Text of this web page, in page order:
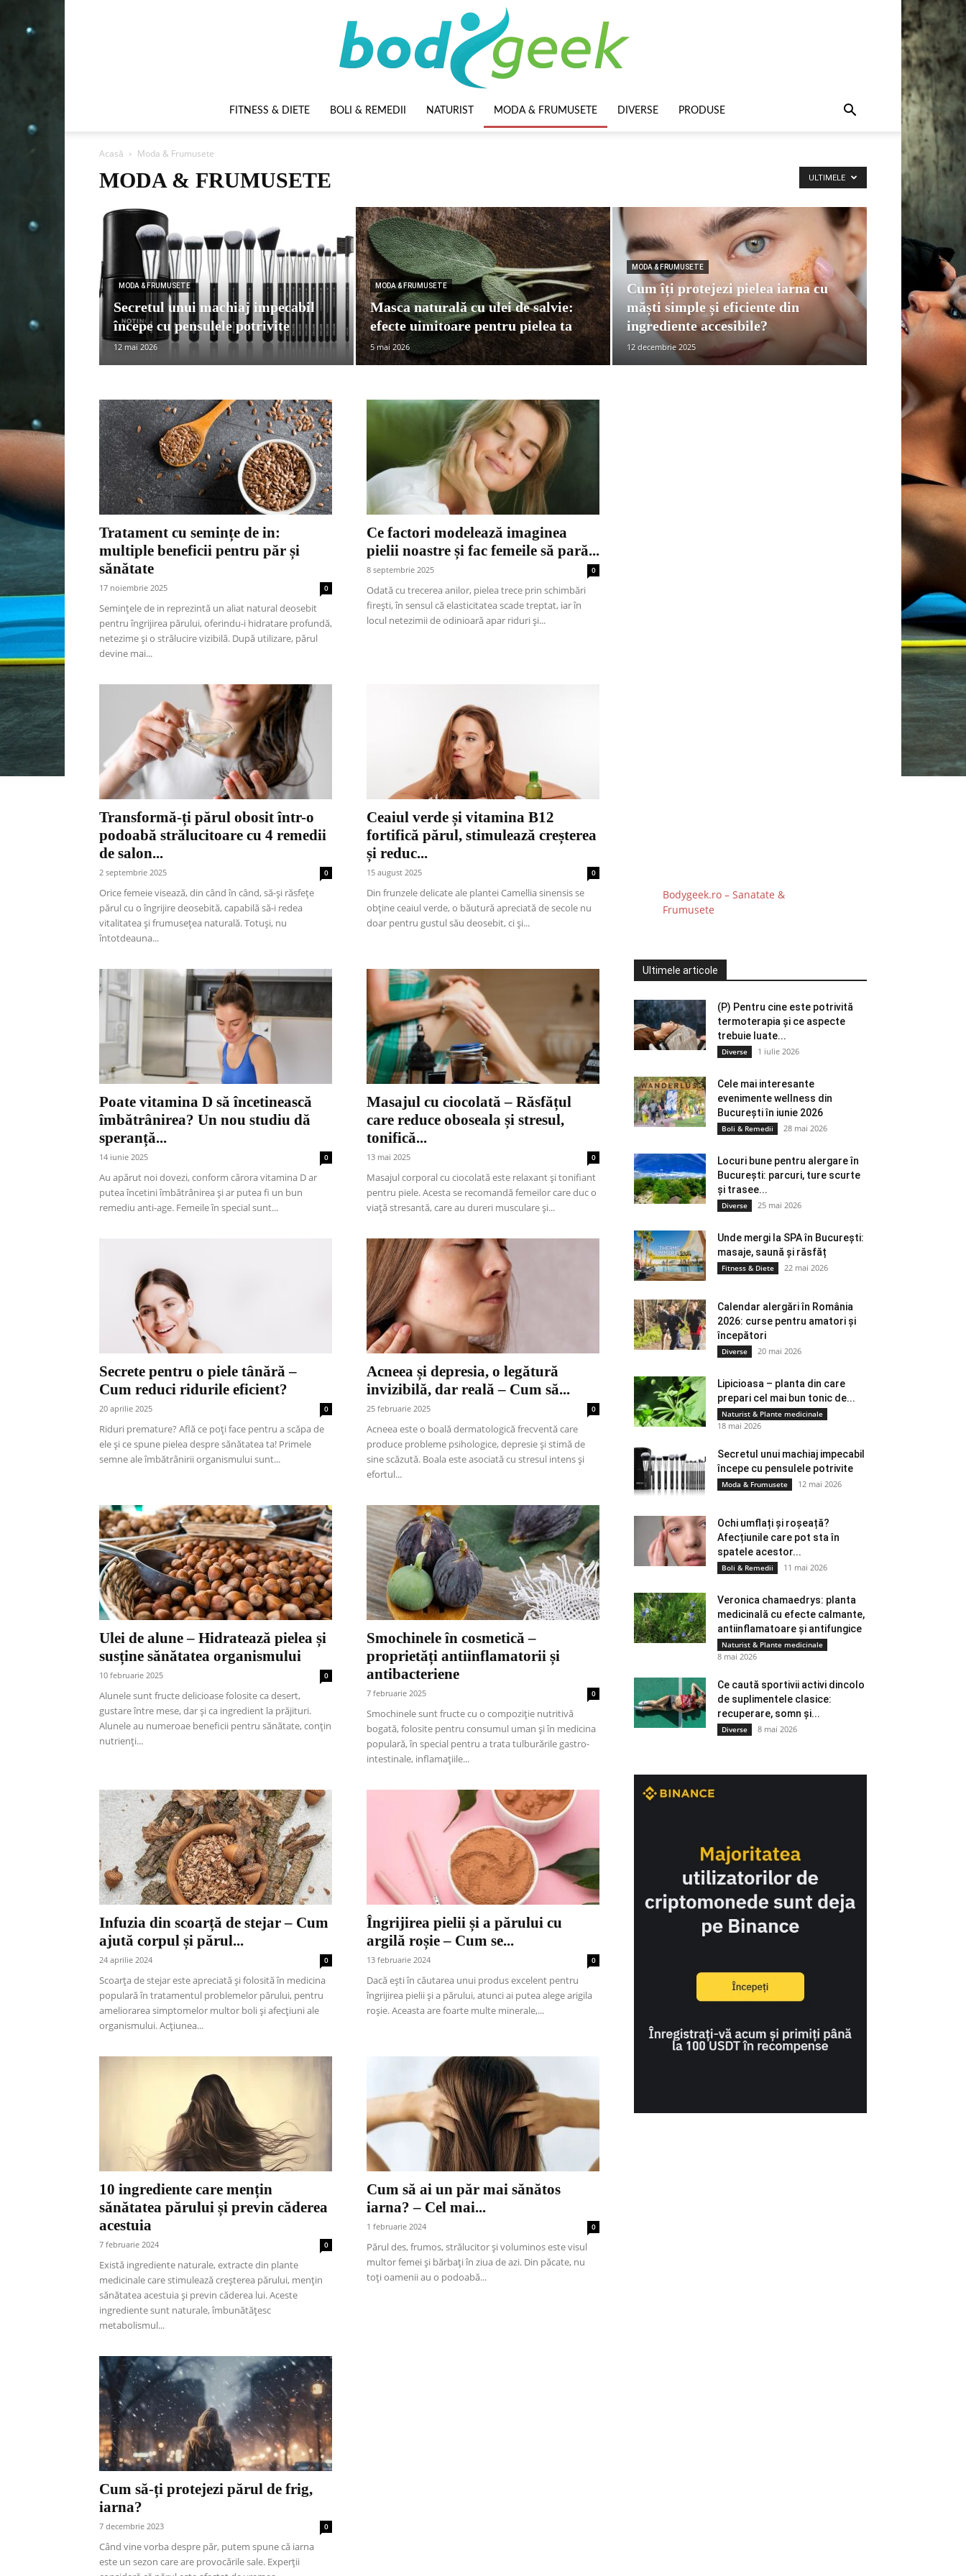
FITNESS & DIETE BOLI & REMEDII NATURIST MODA & FRUMUSETE DIVERSE PRODUSE
Acasă Moda & Frumusete
MODA & FRUMUSETE ULTIMELE
MODA & FRUMUSETE
Secretul unui machiaj impecabil
începe cu pensulele potrivite
12 mai 2026
MODA & FRUMUSETE
Masca naturală cu ulei de salvie:
efecte uimitoare pentru pielea ta
5 mai 2026
MODA & FRUMUSETE
Cum îți protejezi pielea iarna cu
măști simple și eficiente din
ingrediente accesibile?
12 decembrie 2025
Tratament cu semințe de in:
multiple beneficii pentru păr și
sănătate
17 noiembrie 2025 0
Semințele de in reprezintă un aliat natural deosebit
pentru îngrijirea părului, oferindu-i hidratare profundă,
netezime și o strălucire vizibilă. După utilizare, părul
devine mai...
Ce factori modelează imaginea
pielii noastre și fac femeile să pară...
8 septembrie 2025 0
Odată cu trecerea anilor, pielea trece prin schimbări
firești, în sensul că elasticitatea scade treptat, iar în
locul netezimii de odinioară apar riduri și...
Transformă-ți părul obosit într-o
podoabă strălucitoare cu 4 remedii
de salon...
2 septembrie 2025 0
Orice femeie visează, din când în când, să-și răsfețe
părul cu o îngrijire deosebită, capabilă să-i redea
vitalitatea și frumusețea naturală. Totuși, nu
întotdeauna...
Ceaiul verde și vitamina B12
fortifică părul, stimulează creșterea
și reduc...
15 august 2025 0
Din frunzele delicate ale plantei Camellia sinensis se
obține ceaiul verde, o băutură apreciată de secole nu
doar pentru gustul său deosebit, ci și...
Poate vitamina D să încetinească
îmbătrânirea? Un nou studiu dă
speranță...
14 iunie 2025 0
Au apărut noi dovezi, conform cărora vitamina D ar
putea încetini îmbătrânirea și ar putea fi un bun
remediu anti-age. Femeile în special sunt...
Masajul cu ciocolată – Răsfățul
care reduce oboseala și stresul,
tonifică...
13 mai 2025 0
Masajul corporal cu ciocolată este relaxant și tonifiant
pentru piele. Acesta se recomandă femeilor care duc o
viață stresantă, care au dureri musculare și...
Secrete pentru o piele tânără –
Cum reduci ridurile eficient?
20 aprilie 2025 0
Riduri premature? Află ce poți face pentru a scăpa de
ele și ce spune pielea despre sănătatea ta! Primele
semne ale îmbătrânirii organismului sunt...
Acneea și depresia, o legătură
invizibilă, dar reală – Cum să...
25 februarie 2025 0
Acneea este o boală dermatologică frecventă care
produce probleme psihologice, depresie și stimă de
sine scăzută. Boala este asociată cu stresul intens și
efortul...
Ulei de alune – Hidratează pielea și
susține sănătatea organismului
10 februarie 2025 0
Alunele sunt fructe delicioase folosite ca desert,
gustare între mese, dar și ca ingredient la prăjituri.
Alunele au numeroae beneficii pentru sănătate, conțin
nutrienți...
Smochinele în cosmetică –
proprietăți antiinflamatorii și
antibacteriene
7 februarie 2025 0
Smochinele sunt fructe cu o compoziție nutritivă
bogată, folosite pentru consumul uman și în medicina
populară, în special pentru a trata tulburările gastro-
intestinale, inflamațiile...
Infuzia din scoarță de stejar – Cum
ajută corpul și părul...
24 aprilie 2024 0
Scoarța de stejar este apreciată și folosită în medicina
populară în tratamentul problemelor părului, pentru
ameliorarea simptomelor multor boli și afecțiuni ale
organismului. Acțiunea...
Îngrijirea pielii și a părului cu
argilă roșie – Cum se...
13 februarie 2024 0
Dacă ești în căutarea unui produs excelent pentru
îngrijirea pielii și a părului, atunci ai putea alege arigila
roșie. Aceasta are foarte multe minerale,...
10 ingrediente care mențin
sănătatea părului și previn căderea
acestuia
7 februarie 2024 0
Există ingrediente naturale, extracte din plante
medicinale care stimulează creșterea părului, mențin
sănătatea acestuia și previn căderea lui. Aceste
ingrediente sunt naturale, îmbunătățesc
metabolismul...
Cum să ai un păr mai sănătos
iarna? – Cel mai...
1 februarie 2024 0
Părul des, frumos, strălucitor și voluminos este visul
multor femei și bărbați în ziua de azi. Din păcate, nu
toți oamenii au o podoabă...
Cum să-ți protejezi părul de frig,
iarna?
7 decembrie 2023 0
Când vine vorba despre păr, putem spune că iarna
este un sezon care are provocările sale. Experții
Bodygeek.ro – Sanatate &
Frumusete
Ultimele articole
(P) Pentru cine este potrivită
termoterapia și ce aspecte
trebuie luate...
Diverse 1 iulie 2026
Cele mai interesante
evenimente wellness din
București în iunie 2026
Boli & Remedii 28 mai 2026
Locuri bune pentru alergare în
București: parcuri, ture scurte
și trasee...
Diverse 25 mai 2026
Unde mergi la SPA în București:
masaje, saună și răsfăț
Fitness & Diete 22 mai 2026
Calendar alergări în România
2026: curse pentru amatori și
începători
Diverse 20 mai 2026
Lipicioasa – planta din care
prepari cel mai bun tonic de...
Naturist & Plante medicinale
18 mai 2026
Secretul unui machiaj impecabil
începe cu pensulele potrivite
Moda & Frumusete 12 mai 2026
Ochi umflați și roșeață?
Afecțiunile care pot sta în
spatele acestor...
Boli & Remedii 11 mai 2026
Veronica chamaedrys: planta
medicinală cu efecte calmante,
antiinflamatoare și antifungice
Naturist & Plante medicinale
8 mai 2026
Ce caută sportivii activi dincolo
de suplimentele clasice:
recuperare, somn și...
Diverse 8 mai 2026